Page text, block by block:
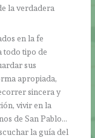
la verdadera
en la fe
todo tipo de
sus
apropiada,
sincera y
vivir en la
de San Pablo…
la guía del